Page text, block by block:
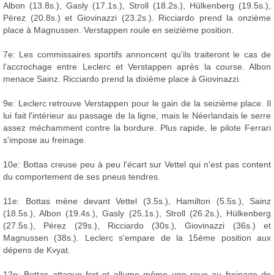
Albon (13.8s.), Gasly (17.1s.), Stroll (18.2s.), Hülkenberg (19.5s.),
Pérez (20.8s.) et Giovinazzi (23.2s.). Ricciardo prend la onzième
place à Magnussen. Verstappen roule en seizième position.
7e: Les commissaires sportifs annoncent qu'ils traiteront le cas de
l'accrochage entre Leclerc et Verstappen après la course. Albon
menace Sainz. Ricciardo prend la dixième place à Giovinazzi.
9e: Leclerc retrouve Verstappen pour le gain de la seizième place. Il
lui fait l'intérieur au passage de la ligne, mais le Néerlandais le serre
assez méchamment contre la bordure. Plus rapide, le pilote Ferrari
s'impose au freinage.
10e: Bottas creuse peu à peu l'écart sur Vettel qui n'est pas content
du comportement de ses pneus tendres.
11e: Bottas mène devant Vettel (3.5s.), Hamilton (5.5s.), Sainz
(18.5s.), Albon (19.4s.), Gasly (25.1s.), Stroll (26.2s.), Hülkenberg
(27.5s.), Pérez (29s.), Ricciardo (30s.), Giovinazzi (36s.) et
Magnussen (38s.). Leclerc s'empare de la 15ème position aux
dépens de Kvyat.